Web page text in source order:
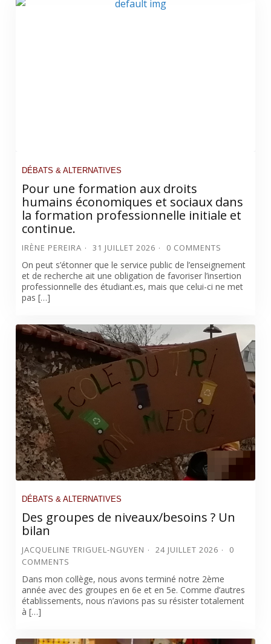
DÉBATS & ALTERNATIVES
Pour une formation aux droits
humains économiques et sociaux dans
la formation professionnelle initiale et
continue.
IRÈNE PEREIRA 31 JUILLET 2026 0 COMMENTS
On peut s’étonner que le service public de l’enseignement
et de recherche ait une obligation de favoriser l’insertion
professionnelle des étudiant.es, mais que celui-ci ne met
pas […]
DÉBATS & ALTERNATIVES
Des groupes de niveaux/besoins ? Un
bilan
JACQUELINE TRIGUEL-NGUYEN 24 JUILLET 2026
0
COMMENTS
Dans mon collège, nous avons terminé notre 2ème
année avec des groupes en 6e et en 5e. Comme d’autres
établissements, nous n’avions pas su résister totalement
à […]